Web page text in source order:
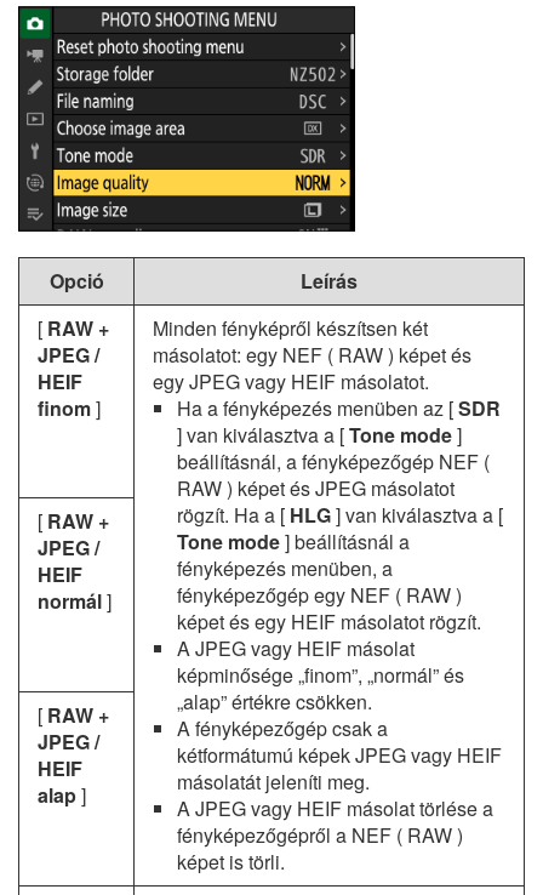
Opció
Leírás
[ RAW +
JPEG /
HEIF
finom]
Minden fényképről készítsen két
másolatot: egy NEF ( RAW ) képet és
egy JPEG vagy HEIF másolatot.
Ha a fényképezés menüben az [SDR
] van kiválasztva a [Tone mode]
beállításnál, a fényképezőgép NEF (
RAW ) képet és JPEG másolatot
rögzít. Ha a [ HLG] van kiválasztva a [
Tone mode] beállításnál a
fényképezés menüben, a
fényképezőgép egy NEF ( RAW )
képet és egy HEIF másolatot rögzít.
A JPEG vagy HEIF másolat
képminősége „finom”, „normál” és
„alap” értékre csökken.
A fényképezőgép csak a
kétformátumú képek JPEG vagy HEIF
másolatát jeleníti meg.
A JPEG vagy HEIF másolat törlése a
fényképezőgépről a NEF ( RAW )
képet is törli.
[ RAW +
JPEG /
HEIF
normál]
[ RAW +
JPEG /
HEIF
alap]